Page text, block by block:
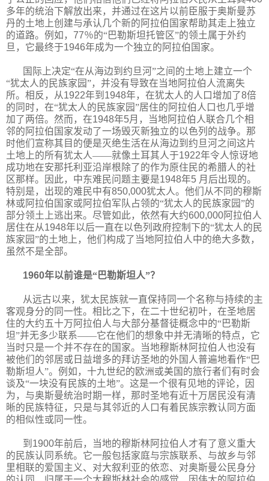
多年的统治下解放出来，并通过在这片以前臣服于奥斯曼苏
丹的土地上创建与承认几个新的阿拉伯国家帮助其走上独立
的道路。例如， 77％的“巴勒斯坦托管区”的领土属于外约
旦，它最终于1946年成为一个独立的阿拉伯国家。
国际上决定“在从海边到约旦河”之间的土地上建立一个
“犹太人的民族家园”，并没有导致在当地阿拉伯人流离失
所。相反，从1922年到 1948年，在犹太人的人口增加了8倍
的同时，在“犹太人的民族家园”居住的阿拉伯人口也几乎增
加了两倍。然而，在1948年5月，当地阿拉伯人联合几个相
邻的阿拉伯国家发动了一场毁灭新独立的以色列的战争。那
时他们宣称其目的便是灭绝生活在从海边到约旦河之间这片
土地上的所有犹太人——就像土耳其人于1922年令人惊讶地
成功地在安那托利亚沿岸根除了的作为原住民的希腊人的社
区那样。因此，中东难民问题主要是1948年5 月后出现的。
特别是，出现的难民中有850,000犹太人。他们从不同的穆斯
林或阿拉伯国家或阿拉伯军队占领的“犹太人的民族家园”的
部分领土上逃出来。尽管如此，依然有大约600,000阿拉伯人
居住在从1948年以后一直在以色列政府控制下的“犹太人的民
族家园”的土地上，他们构成了当地阿拉伯人中的绝大多数，
虽然不是全部。
1960年以前谁是“巴勒斯坦人”？
从远古以来，犹太民族就一直保持同一个名称与持续的主
客观身分的同一性。相比之下，在二十世纪初叶，在圣地居
住的大约五十万阿拉伯人与大部分基督徒概念中的“巴勒斯
坦”并无多少联系——它在他们的想象中并无清晰的特点，它
当时只是一个并不存在的国家。当地穆斯林阿拉伯人也没有
被他们的邻居或日益增多的拜访圣地的外国人普遍地看作“巴
勒斯坦人”。例如，十九世纪的欧洲或美国的旅行者们有时会
谈及“一块没有民族的土地”。这是一个很有见地的评论，因
为，与奥斯曼统治时期一样，那时圣地有近十万居民没有清
晰的民族特征，只是与其邻近的人口有着民族宗教认同方面
的相似性或同一性。
到 1900年前后，当地的穆斯林阿拉伯人才有了意义重大
的民族认同系统。它一般包括家庭与宗族联系、与故乡与邻
里相联的爱国主义、对大叙利亚的依恋、对奥斯曼公民身分